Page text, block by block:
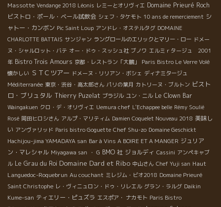
Massotte Vendange 2018 Léonis レミーとオリヴィエ Domaine Prieuré Roch
ビストロ・ポール・ベール試飲会 シェフ・タケモト 10 ans de remerciement シ
ャトー・カンボン Pic Saint Loup アンドレ・オステルタグ DOMAINE
CHARLOTTE BATTAIS サンジャン ラングロールのエリックとマリー・ロー ドメー
ヌ・シャルロット・バテ オー・ドゥ・スッシュ社 ブノワ エルミｒタージュ 2001
年 Bistro Trois Amours 京都・レストラン「大鵬」
Paris Bistro Le Verre Volé
懐かしい ＳＴＣツアー ドメーヌ・リリアン・ボシェ ディナミタージュ
Méditerranée 東京・渋谷・高太郎さん パリの葉月 カトリーヌ・ブルトン ビスト
ロ・ブリュタル Thierry Puzelat ブラジル ユン・ニル Le Clown Bar
Waingakuen クロ・デ・オリヴィエ Uemura chef L'Echappee belle Rémy Soulié
Rosé 岡田ヒロシさん アルプ・マリティム Damien Coquelet Nouveau 2018 美味し
い アンヴァリッド Paris bistro Goguette Chef Shu-zo Domaine Geschickt
Hachijou-jima YAMADAYA san Bar à Vins A BOIRE ET A MANGER ジュリア
ン・マレシャル Miyagawa san ・ G BMO 社 ジョルディ Cassini アンペキャブ
ル Le Grau du Roi Domaine Dard et Ribo 中山さん Chef Yuji san Haut
Languedoc-Roquebrun Au couchant ミレジム・ビオ2018 Domaine Prieuré
Saint Christophe レ・ヴィニュロン・ドゥ・リレエル グラン・ラルグ Daikin
Kume-san ティエリー・ピュズラ エスポア・ ナカモト Paris Bistro